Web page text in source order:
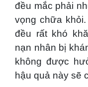
đều mắc phải
vọng chữa
đều rất khó
nạn nhân bị
không được
hậu quả này sẽ